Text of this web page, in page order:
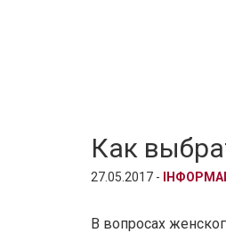
Как
27.05.2017 -
В вопросах